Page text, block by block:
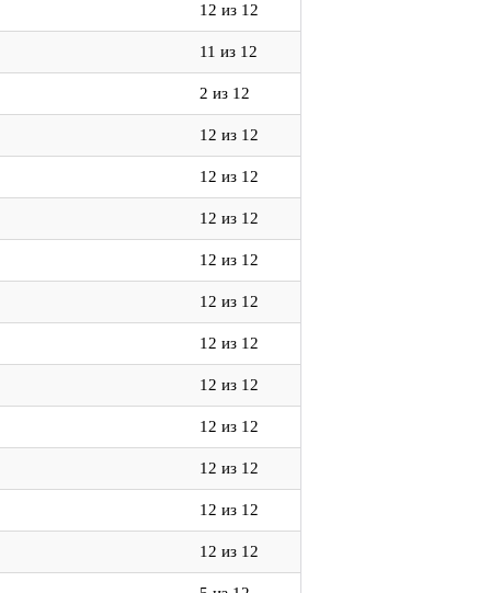
12 из 12
11 из 12
2 из 12
12 из 12
12 из 12
12 из 12
12 из 12
12 из 12
12 из 12
12 из 12
12 из 12
12 из 12
12 из 12
12 из 12